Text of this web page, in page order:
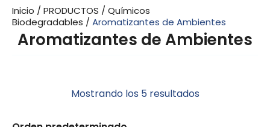
Inicio / PRODUCTOS / Químicos
Biodegradables / Aromatizantes de Ambientes
Aromatizantes de Ambientes
Mostrando los 5 resultados